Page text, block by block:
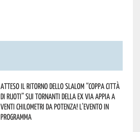
Atteso il ritorno dello slalom “Coppa Città
di Ruoti” sui tornanti della ex via Appia a
venti chilometri da Potenza! L’evento in
programma